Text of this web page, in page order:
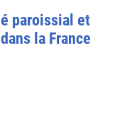
paroissial et
la France